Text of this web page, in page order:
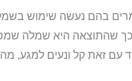
בהם נעשה שימוש
כך שהתוצאה היא שמלה
עם זאת קל ונעים למגע,